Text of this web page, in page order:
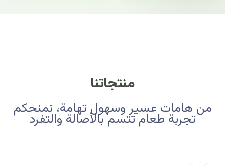
منتجاتنا
من هامات عسير وسهول تهامة، نمنحكم
تجربة طعام تتسم بالأصالة والتفرد